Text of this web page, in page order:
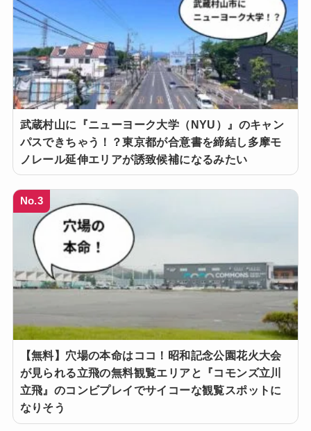
武蔵村山に『ニューヨーク大学（NYU）』のキャン
パスできちゃう！？東京都が合意書を締結し多摩モ
ノレール延伸エリアが誘致候補になるみたい
No.3
【無料】穴場の本命はココ！昭和記念公園花火大会
が見られる立飛の無料観覧エリアと『コモンズ立川
立飛』のコンビプレイでサイコーな観覧スポットに
なりそう